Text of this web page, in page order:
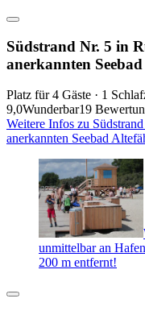
Südstrand Nr. 5 in
anerkannten
Platz für 4 Gäste · 1
9,0Wunderbar19
Weitere Infos zu
anerkannten Seebad
unmittelbar an
200 m entfernt!